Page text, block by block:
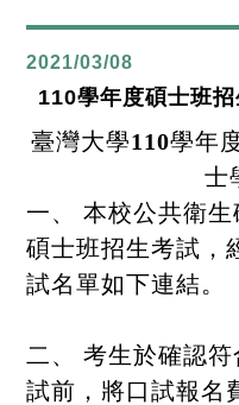
2021/03/08
110學年度碩士班
臺灣大學110學年
士
一、 本校公共衛
碩士班招生考試，
試名單如下連結。
二、 考生於確認
試前，將口試報名